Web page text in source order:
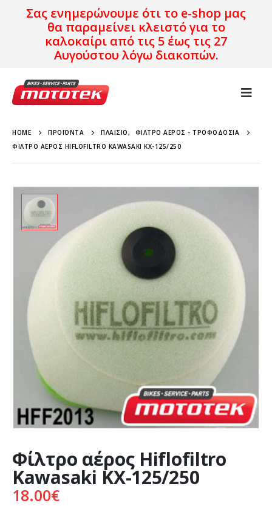
Σας ενημερώνουμε ότι το e-shop μας
θα παραμείνει κλειστό για το
καλοκαίρι από τις 5 έως τις 27
Αυγούστου λόγω διακοπών.
HOME ΠΡΟΪΌΝΤΑ ΠΛΑΊΣΙΟ,
ΦΊΛΤΡΟ ΑΈΡΟΣ - ΤΡΟΦΟΔΟΣΊΑ
ΦΊΛΤΡΟ ΑΈΡΟΣ HIFLOFILTRO KAWASAKI KX-125/250
Φίλτρο αέρος Hiflofiltro
Kawasaki KX-125/250
18.00€